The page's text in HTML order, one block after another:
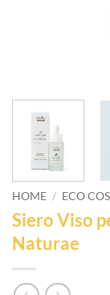
HOME / ECO
Siero Viso
Naturae